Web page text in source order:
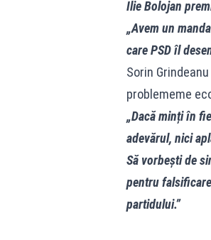
Ilie Bolojan
„Avem un
care PSD îl
Sorin
problememe
„Dacă minți în
adevărul, nici
Să vorbești de
pentru
partidului.”